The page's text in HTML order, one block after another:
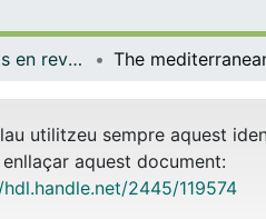
Articles publicats en revistes (Empresa)
utilitzeu sempre aquest
aquest document:
2445/119574